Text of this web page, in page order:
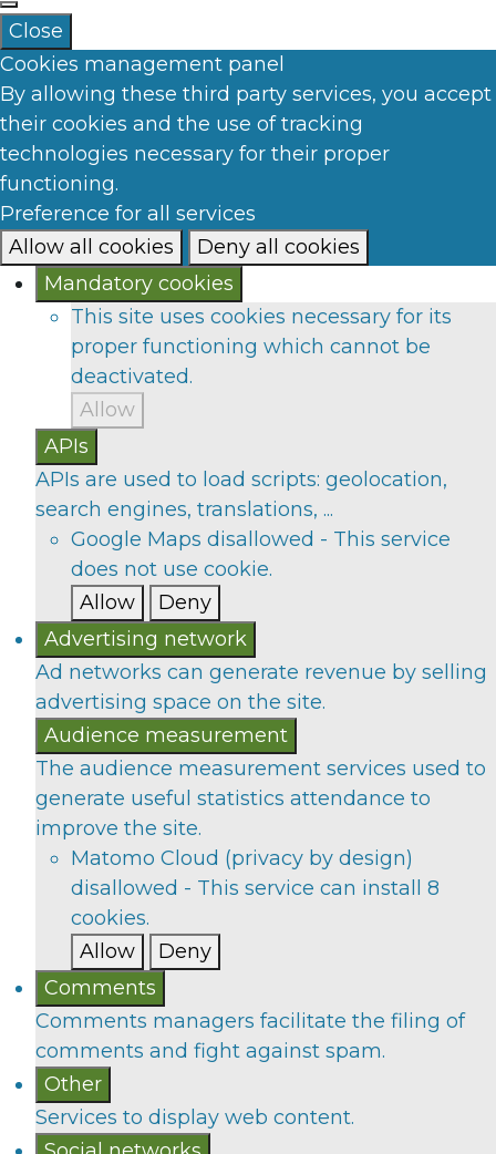
Close
Cookies management panel
By allowing these third party services, you accept
their cookies and the use of tracking
technologies necessary for their proper
functioning.
Preference for all services
Allow all cookies
Deny all cookies
Mandatory cookies
This site uses cookies necessary for its
proper functioning which cannot be
deactivated.
Allow
APIs
APIs are used to load scripts: geolocation,
search engines, translations, ...
Google Maps disallowed - This service
does not use cookie.
Allow
Deny
Advertising network
Ad networks can generate revenue by selling
advertising space on the site.
Audience measurement
The audience measurement services used to
generate useful statistics attendance to
improve the site.
Matomo Cloud (privacy by design)
disallowed - This service can install 8
cookies.
Allow
Deny
Comments
Comments managers facilitate the filing of
comments and fight against spam.
Other
Services to display web content.